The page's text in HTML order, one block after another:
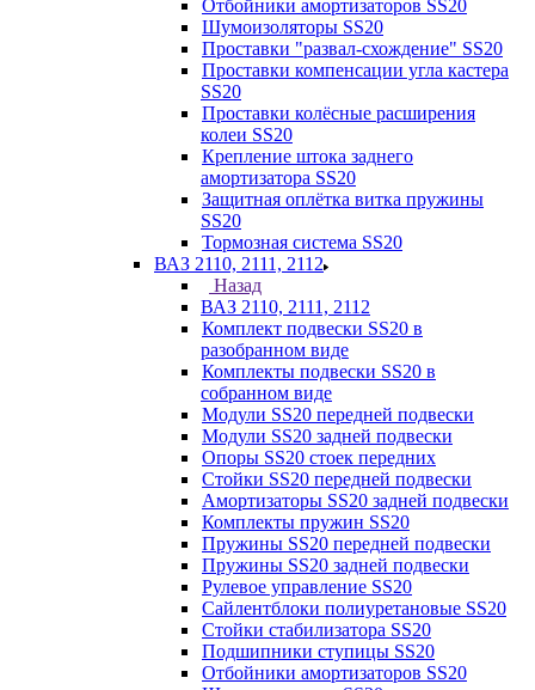
Отбойники амортизаторов SS20
Шумоизоляторы SS20
Проставки "развал-схождение" SS20
Проставки компенсации угла кастера
SS20
Проставки колёсные расширения
колеи SS20
Крепление штока заднего
амортизатора SS20
Защитная оплётка витка пружины
SS20
Тормозная система SS20
ВАЗ 2110, 2111, 2112
Назад
ВАЗ 2110, 2111, 2112
Комплект подвески SS20 в
разобранном виде
Комплекты подвески SS20 в
собранном виде
Модули SS20 передней подвески
Модули SS20 задней подвески
Опоры SS20 стоек передних
Стойки SS20 передней подвески
Амортизаторы SS20 задней подвески
Комплекты пружин SS20
Пружины SS20 передней подвески
Пружины SS20 задней подвески
Рулевое управление SS20
Сайлентблоки полиуретановые SS20
Стойки стабилизатора SS20
Подшипники ступицы SS20
Отбойники амортизаторов SS20